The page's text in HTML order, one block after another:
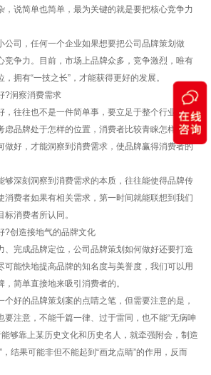
，说简单也简单，最为关键的就是要把核心竞争力
司，任何一个企业如果想要把公司品牌策划做
竞争力。目前，市场上品牌众多，竞争激烈，唯有
拥有“一技之长”，才能获得更好的发展。
洞察消费需求
往往也不是一件简单事，要立足于整个行业，立
虑品牌处于怎样的位置，消费者比较青睐怎样的东
做好，才能洞察到消费需求，使品牌赢得消费者的
深刻洞察到消费需求的本质，往往能使得品牌传
消费者如果有相关需求，第一时间就能联想到我们
消费者所认同。
创造接地气的品牌文化
完成品牌定位，公司品牌策划如何做好还要打造
可能快地提高品牌的知名度与美誉度，我们可以用
简单直接地来吸引消费者的。
好的品牌策划案的点睛之笔，但需要注意的是，
要注意，不能千篇一律、过于雷同，也不能“无病呻
够靠上某历史文化和历史名人，就牵强附会，制造
结果可能非但不能起到“画龙点睛”的作用，反而